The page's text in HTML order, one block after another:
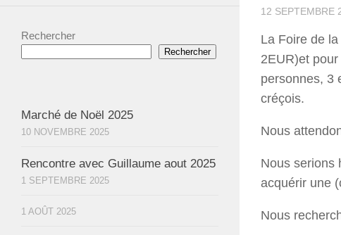
12 SEPTEMBRE
La Foire de
2EUR)et
personnes, 3
créçois.
Nous
Nous serions
acquérir une
Nous
Rechercher
Rechercher
Marché de Noël 2025
10 NOVEMBRE 2025
Rencontre avec Guillaume aout 2025
1 SEPTEMBRE 2025
1 AOÛT 2025